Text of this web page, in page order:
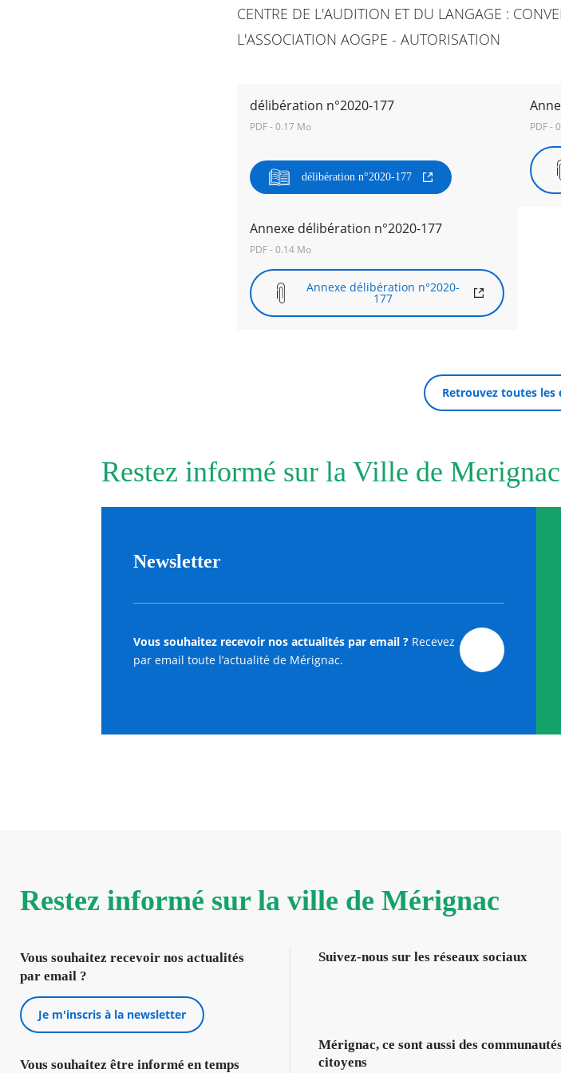
CENTRE DE L'AUDITION ET DU LANGAGE :
L'ASSOCIATION AOGPE - AUTORISATION
délibération n°2020-177
PDF - 0.17 Mo
délibération n°2020-177
PDF -
Annexe délibération n°2020-177
PDF - 0.14 Mo
Annexe délibération n°2020-
177
Retrouvez toutes les
Restez informé sur la Ville de Merignac
Newsletter
Vous souhaitez recevoir nos actualités par email ?Recevez
par email toute l’actualité de Mérignac.
Restez informé sur la ville de Mérignac
Vous souhaitez recevoir nos actualités
par email ?
Je m'inscris à la newsletter
Vous souhaitez être informé en temps
Suivez-nous sur les réseaux sociaux
Mérignac, ce sont aussi des
citoyens